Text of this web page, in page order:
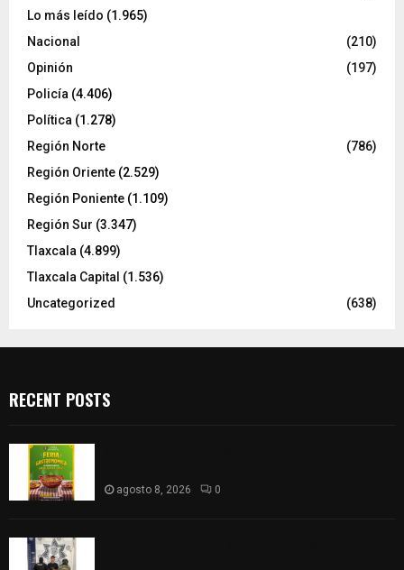
Lo más leído (1.965)
Nacional
(210)
Opinión
(197)
Policía (4.406)
Política (1.278)
Región Norte
(786)
Región Oriente (2.529)
Región Poniente (1.109)
Región Sur (3.347)
Tlaxcala (4.899)
Tlaxcala Capital (1.536)
Uncategorized
(638)
RECENT POSTS
agosto 8, 2026 0